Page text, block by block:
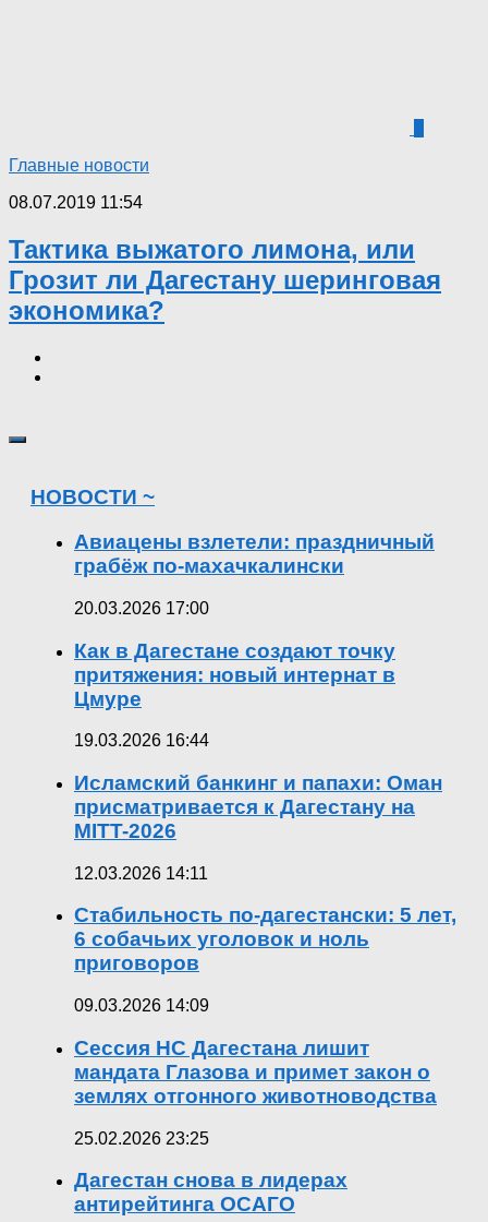
Главные новости
08.07.2019 11:54
Тактика выжатого лимона, или
Грозит ли Дагестану шеринговая
экономика?
НОВОСТИ ~
Авиацены взлетели: праздничный
грабёж по-махачкалински
20.03.2026 17:00
Как в Дагестане создают точку
притяжения: новый интернат в
Цмуре
19.03.2026 16:44
Исламский банкинг и папахи: Оман
присматривается к Дагестану на
MITT-2026
12.03.2026 14:11
Стабильность по-дагестански: 5 лет,
6 собачьих уголовок и ноль
приговоров
09.03.2026 14:09
Сессия НС Дагестана лишит
мандата Глазова и примет закон о
землях отгонного животноводства
25.02.2026 23:25
Дагестан снова в лидерах
антирейтинга ОСАГО